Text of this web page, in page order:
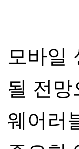
모바일
될 전
웨어러